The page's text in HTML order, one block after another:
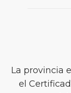
La provincia
el